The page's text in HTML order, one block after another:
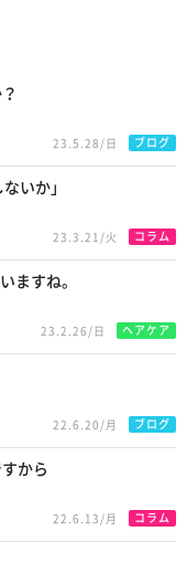
23.5.28/日 ブログ
いか」
23.3.21/火 コラム
ますね。
23.2.26/日 ヘアケア
22.6.20/月 ブログ
から
22.6.13/月 コラム